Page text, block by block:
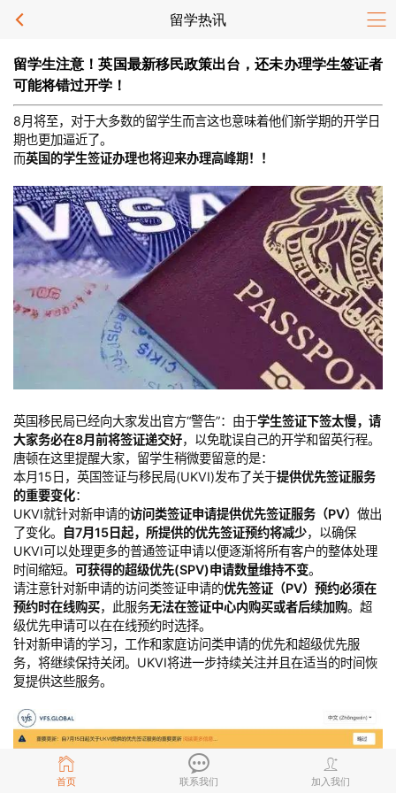
留学热讯
首页 联系我们 加入我们
留学生注意！英国最新移民政策出台，还未办理学生签证者
可能将错过开学！
8月将至，对于大多数的留学生而言这也意味着他们新学期的开学日
期也更加逼近了。
而英国的学生签证办理也将迎来办理高峰期！！
英国移民局已经向大家发出官方“警告”：由于学生签证下签太慢，请
大家务必在8月前将签证递交好，以免耽误自己的开学和留英行程。
唐顿在这里提醒大家，留学生稍微要留意的是：
本月15日，英国签证与移民局(UKVI)发布了关于提供优先签证服务
的重要变化：
UKVI就针对新申请的访问类签证申请提供优先签证服务（PV） 做出
了变化。
自7月15日起，所提供的优先签证预约将减少，以确保
UKVI可以处理更多的普通签证申请以便逐渐将所有客户的整体处理
时间缩短。 可获得的超级优先(SPV)申请数量维持不变。
请注意针对新申请的访问类签证申请的优先签证（PV）预约必须在
预约时在线购买，此服务无法在签证中心内购买或者后续加购。超
级优先申请可以在在线预约时选择。
针对新申请的学习，工作和家庭访问类申请的优先和超级优先服
务，将继续保持关闭。UKVI将进一步持续关注并且在适当的时间恢
复提供这些服务。